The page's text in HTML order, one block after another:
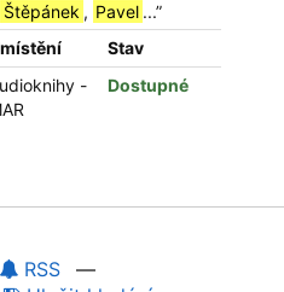
Štěpánek , Pavel ...”
Stav
-
Dostupné
RSS
—